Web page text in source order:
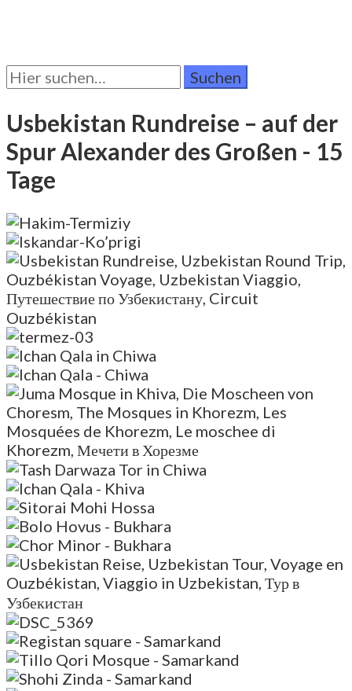
Suchen
Sie
nach:
Usbekistan Rundreise – auf der
Spur Alexander des Großen - 15
Tage